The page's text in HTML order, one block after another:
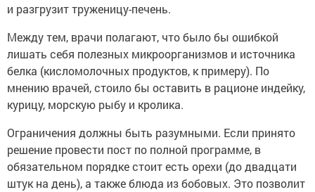
и разгрузит труженицу-печень.
Между тем, врачи полагают, что было бы ошибкой
лишать себя полезных микроорганизмов и источника
белка (кисломолочных продуктов, к примеру). По
мнению врачей, стоило бы оставить в рационе индейку,
курицу, морскую рыбу и кролика.
Ограничения должны быть разумными. Если принято
решение провести пост по полной программе, в
обязательном порядке стоит есть орехи (до двадцати
штук на день), а также блюда из бобовых. Это позволит